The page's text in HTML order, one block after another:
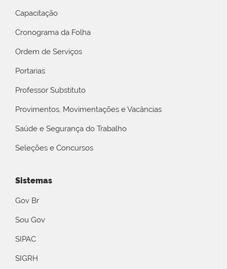
Capacitação
Cronograma da Folha
Ordem de Serviços
Portarias
Professor Substituto
Provimentos, Movimentações e Vacâncias
Saúde e Segurança do Trabalho
Seleções e Concursos
Sistemas
Gov Br
Sou Gov
SIPAC
SIGRH